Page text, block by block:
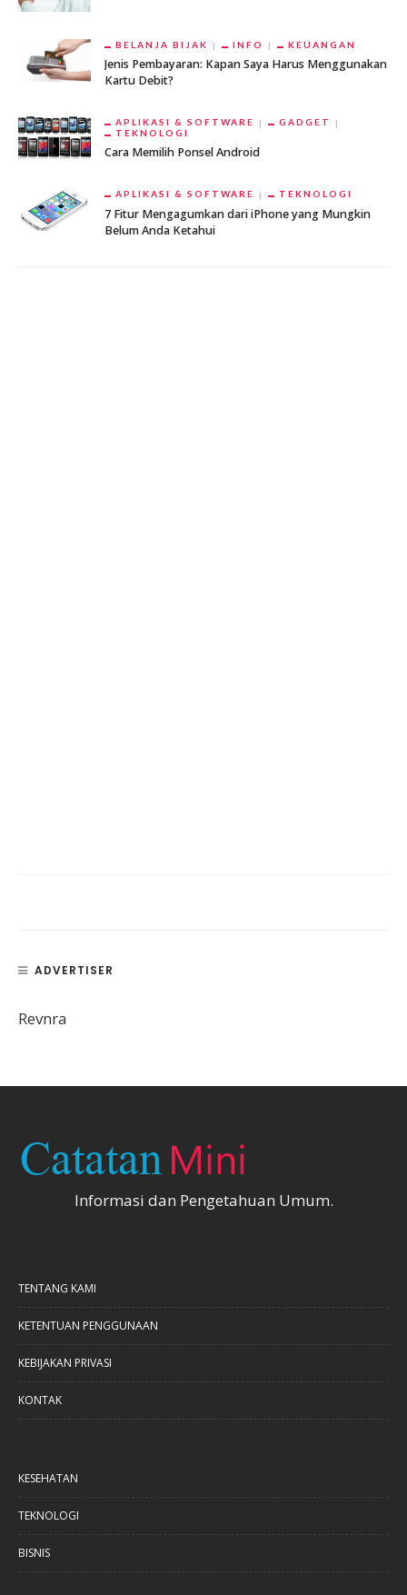
BELANJA BIJAK INFO KEUANGAN
Jenis Pembayaran: Kapan Saya Harus Menggunakan
Kartu Debit?
APLIKASI & SOFTWARE
GADGET
TEKNOLOGI
Cara Memilih Ponsel Android
APLIKASI & SOFTWARE TEKNOLOGI
7 Fitur Mengagumkan dari iPhone yang Mungkin
Belum Anda Ketahui
ADVERTISER
Revnra
Informasi dan Pengetahuan Umum.
TENTANG KAMI
KETENTUAN PENGGUNAAN
KEBIJAKAN PRIVASI
KONTAK
KESEHATAN
TEKNOLOGI
BISNIS